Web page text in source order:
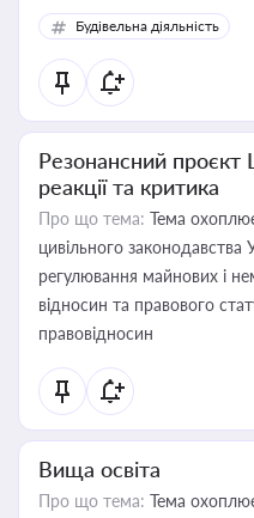
Будівельна діяльність
Резонансний проєкт
реакції та критика
Про що тема: Тема
цивільного
регулювання майнових і
відносин та правового
правовідносин
Вища освіта
Про що тема: Тема